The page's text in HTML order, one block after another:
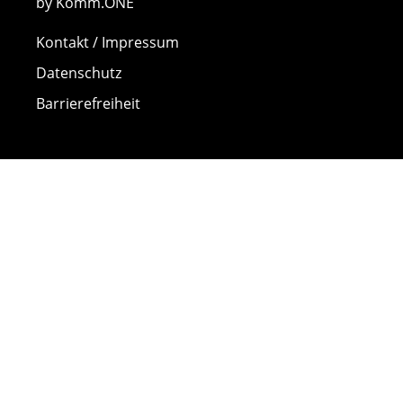
Kontakt / Impressum
Datenschutz
Barrierefreiheit